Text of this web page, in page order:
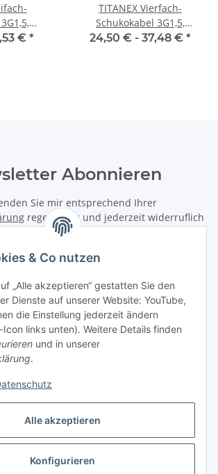
Alle akzeptieren
Konfigurieren
& Co nutzen
„Alle akzeptieren“ gestatten Sie den
Dienste auf unserer Website: YouTube,
die Einstellung jederzeit ändern
links unten). Weitere Details finden
und in unserer
.
€ *
TITANEX Vierfach-
Schukokabel 3G1,5,
Elastomer-Schukoleiste
24,50 € - 37,48 € *
Abonnieren
Sie mir entsprechend Ihrer
regelmäßig und jederzeit widerruflich
Ihrem Produktsortiment per E-Mail zu.
Vertrag widerrufen